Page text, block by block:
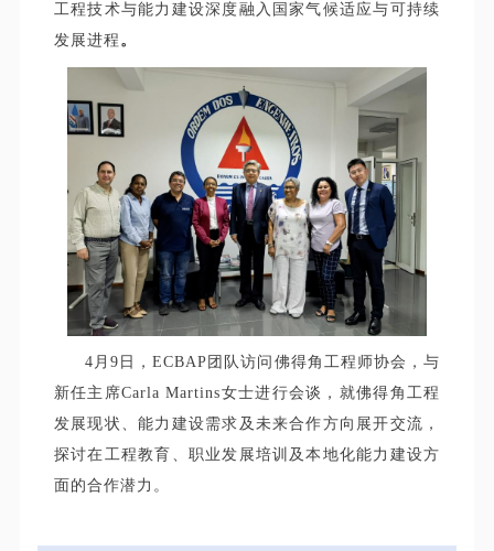
工程技术与能力建设深度融入国家气候适应与可持续
发展进程 。
4月9日，ECBAP团队访问佛得角工程师协会，与
新任主席Carla Martins女士进行会谈，就佛得角工程
发展现状、能力建设需求及未来合作方向展开交流，
探讨在工程教育、职业发展培训及本地化能力建设方
面的合作潜力。